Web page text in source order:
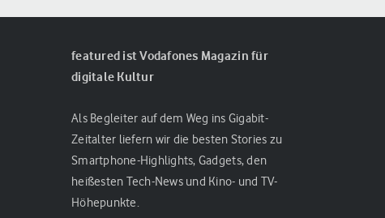
featured ist Vodafones Magazin für
digitale Kultur
Als Begleiter auf dem Weg ins Gigabit-
Zeitalter liefern wir die besten Stories zu
Smartphone-Highlights, Gadgets, den
heißesten Tech-News und Kino- und TV-
Höhepunkte.